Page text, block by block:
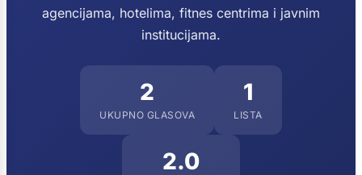
agencijama, hotelima, fitnes centrima i javnim
institucijama.
2
UKUPNO GLASOVA
1
LISTA
2.0